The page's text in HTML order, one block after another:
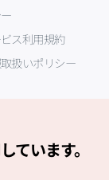
ス利用規約
扱いポリシー
ています。